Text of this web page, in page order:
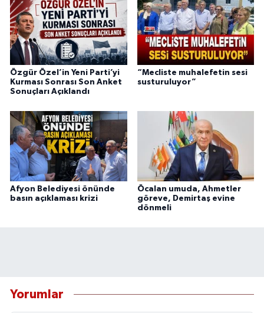
Özgür Özel’in Yeni Parti’yi
Kurması Sonrası Son Anket
Sonuçları Açıklandı
“Mecliste muhalefetin sesi
susturuluyor”
Afyon Belediyesi önünde
basın açıklaması krizi
Öcalan umuda, Ahmetler
göreve, Demirtaş evine
dönmeli
Yorumlar